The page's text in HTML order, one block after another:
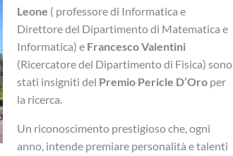
Leone ( professore di Informatica e
Direttore del Dipartimento di Matematica e
Informatica) eFrancesco Valentini
(Ricercatore del Dipartimento di Fisica) sono
stati insigniti del Premio Pericle D’Oroper
la ricerca.
Un riconoscimento prestigioso che, ogni
anno, intende premiare personalità e talenti